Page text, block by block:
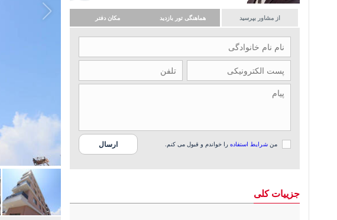
از مشاور بپرسید هماهنگی تور بازدید مکان دفتر
من شرایط استفاده را خواندم و قبول می کنم.
جزییات کلی